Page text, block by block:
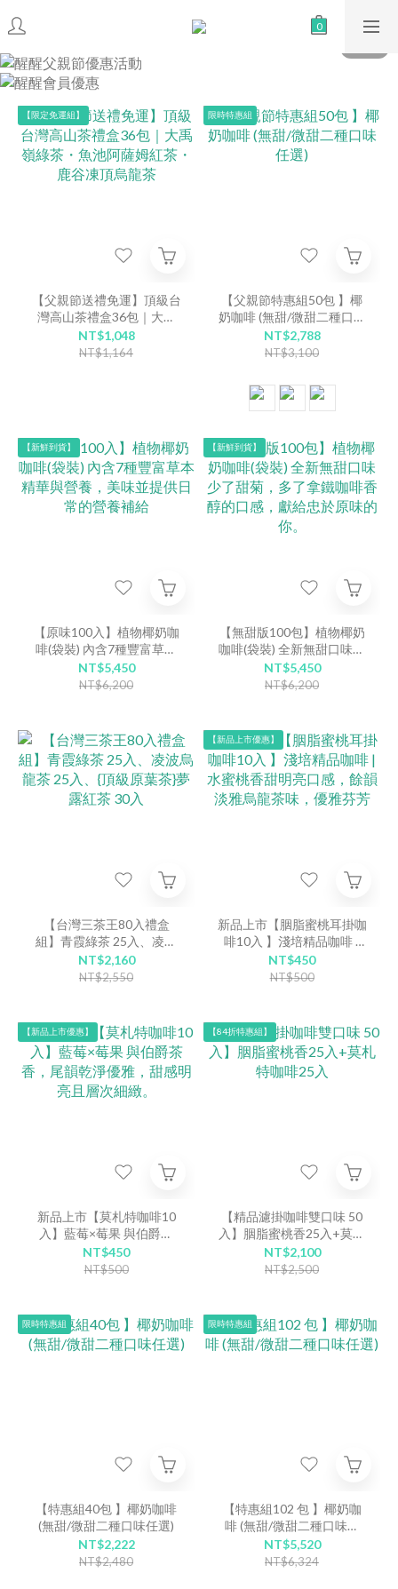
【限定免運組】
【父親節送禮免運】頂級台
灣高山茶禮盒36包｜大禹
嶺綠茶・魚池阿薩姆紅茶・
鹿谷凍頂烏龍茶
NT$1,048
NT$1,164
限時特惠組
【父親節特惠組50包 】椰
奶咖啡 (無甜/微甜二種口味
任選)
NT$2,788
NT$3,100
【新鮮到貨】
【原味100入】植物椰奶咖
啡(袋裝) 內含7種豐富草本
精華與營養，美味並提供日
常的營養補給
NT$5,450
NT$6,200
【新鮮到貨】
【無甜版100包】植物椰奶
咖啡(袋裝) 全新無甜口味少
了甜菊，多了拿鐵咖啡香醇
的口感，獻給忠於原味的
NT$5,450
NT$6,200
【台灣三茶王80入禮盒
組】青霞綠茶 25入、凌波
烏龍茶 25入、{頂級原葉茶}
夢露紅茶 30入
NT$2,160
NT$2,550
【新品上市優惠】
新品上市【胭脂蜜桃耳掛咖
啡10入 】淺培精品咖啡 |
水蜜桃香甜明亮口感，餘韻
淡雅烏龍茶味，優雅芬芳
NT$450
NT$500
【新品上市優惠】
新品上市【莫札特咖啡10
入】藍莓×莓果 與伯爵茶
香，尾韻乾淨優雅，甜感明
亮且層次細緻。
NT$450
NT$500
【84折特惠組】
【精品濾掛咖啡雙口味 50
入】胭脂蜜桃香25入+莫札
特咖啡25入
NT$2,100
NT$2,500
限時特惠組
【特惠組40包 】椰奶咖啡
(無甜/微甜二種口味任選)
NT$2,222
NT$2,480
限時特惠組
【特惠組102 包 】椰奶咖
啡 (無甜/微甜二種口味任
選)
NT$5,520
NT$6,324